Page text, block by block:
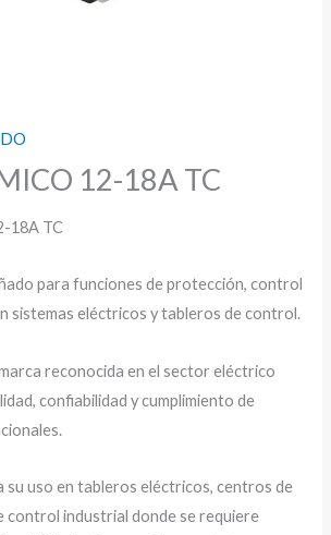
12-18A TC
18A TC
para funciones de protección, control
sistemas eléctricos y tableros de control.
reconocida en el sector eléctrico
confiabilidad y cumplimiento de
su uso en tableros eléctricos, centros de
control industrial donde se requiere